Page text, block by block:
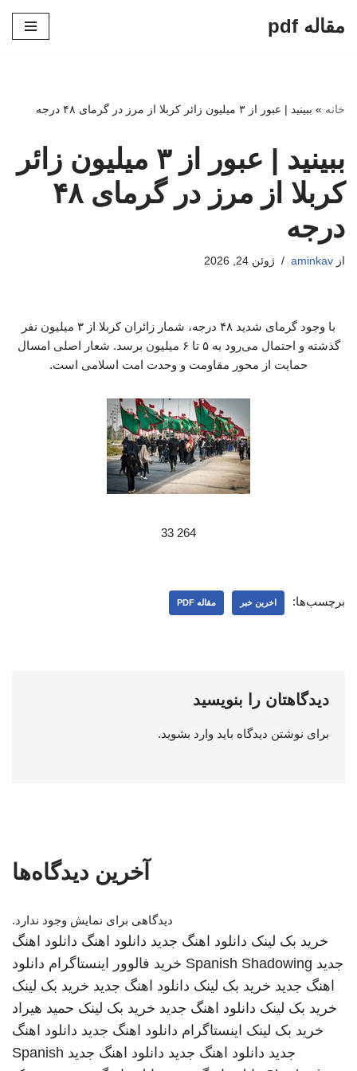
مقاله pdf
خانه » ببینید | عبور از ۳ میلیون زائر کربلا از مرز در گرمای ۴۸ درجه
ببینید | عبور از ۳ میلیون زائر
کربلا از مرز در گرمای ۴۸
درجه
از aminkav ژوئن 24, 2026
با وجود گرمای شدید ۴۸ درجه، شمار زائران کربلا از ۳ میلیون نفر
گذشته و احتمال می‌رود به ۵ تا ۶ میلیون برسد. شعار اصلی امسال
حمایت از محور مقاومت و وحدت امت اسلامی است.
264 33
برچسب‌ها: اخرین خبر مقاله PDF
دیدگاهتان را بنویسید
برای نوشتن دیدگاه باید وارد بشوید.
آخرین دیدگاه‌ها
دیدگاهی برای نمایش وجود ندارد.
خرید بک لینک دانلود اهنگ جدید دانلود اهنگ دانلود اهنگ
جدید Spanish Shadowing خرید فالوور اینستاگرام دانلود
اهنگ جدید خرید بک لینک دانلود اهنگ جدید خرید بک لینک
خرید بک لینک دانلود اهنگ جدید خرید بک لینک حمید هیراد
خرید بک لینک اینستاگرام دانلود اهنگ جدید دانلود اهنگ
جدید دانلود اهنگ جدید دانلود اهنگ جدید Spanish